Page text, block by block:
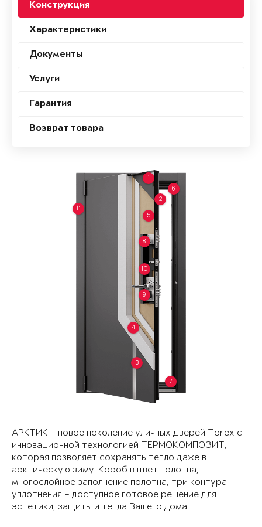
Конструкция
Характеристики
Документы
Услуги
Гарантия
Возврат товара
1
2
3
4
5
6
7
8
9
10
11
АРКТИК – новое поколение уличных дверей Torex с
инновационной технологией ТЕРМОКОМПОЗИТ,
которая позволяет сохранять тепло даже в
арктическую зиму. Короб в цвет полотна,
многослойное заполнение полотна, три контура
уплотнения – доступное готовое решение для
эстетики, защиты и тепла Вашего дома.